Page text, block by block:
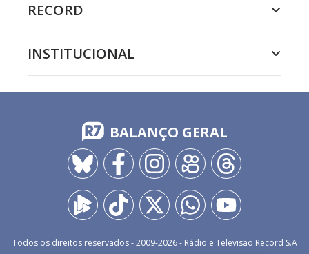
RECORD
INSTITUCIONAL
BALANÇO GERAL
Todos os direitos reservados - 2009-2026- Rádio e Televisão Record S.A